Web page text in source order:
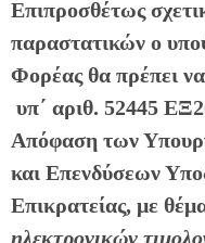
Επιπροσθέτως
παραστατικών ο
Φορέας θα πρέπει να
υπ΄ αριθ. 52445
Απόφαση των
και Επενδύσεων
Επικρατείας, με
ηλεκτρονικών